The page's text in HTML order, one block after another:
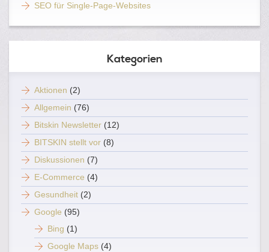
SEO für Single-Page-Websites
Kategorien
Aktionen (2)
Allgemein (76)
Bitskin Newsletter (12)
BITSKIN stellt vor (8)
Diskussionen (7)
E-Commerce (4)
Gesundheit (2)
Google (95)
Bing (1)
Google Maps (4)